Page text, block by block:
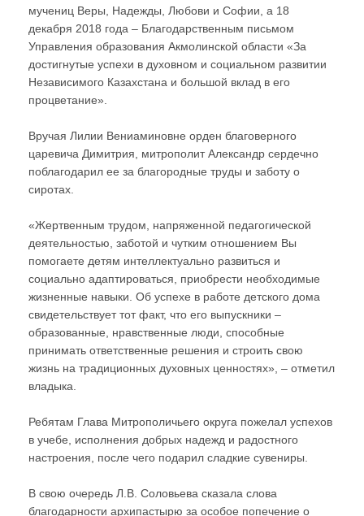
мучениц Веры, Надежды, Любови и Софии, а 18
декабря 2018 года – Благодарственным письмом
Управления образования Акмолинской области «За
достигнутые успехи в духовном и социальном развитии
Независимого Казахстана и большой вклад в его
процветание».
Вручая Лилии Вениаминовне орден благоверного
царевича Димитрия, митрополит Александр сердечно
поблагодарил ее за благородные труды и заботу о
сиротах.
«Жертвенным трудом, напряженной педагогической
деятельностью, заботой и чутким отношением Вы
помогаете детям интеллектуально развиться и
социально адаптироваться, приобрести необходимые
жизненные навыки. Об успехе в работе детского дома
свидетельствует тот факт, что его выпускники –
образованные, нравственные люди, способные
принимать ответственные решения и строить свою
жизнь на традиционных духовных ценностях», – отметил
владыка.
Ребятам Глава Митрополичьего округа пожелал успехов
в учебе, исполнения добрых надежд и радостного
настроения, после чего подарил сладкие сувениры.
В свою очередь Л.В. Соловьева сказала слова
благодарности архипастырю за особое попечение о